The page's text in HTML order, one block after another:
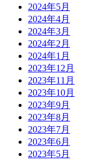
2024年5月
2024年4月
2024年3月
2024年2月
2024年1月
2023年12月
2023年11月
2023年10月
2023年9月
2023年8月
2023年7月
2023年6月
2023年5月